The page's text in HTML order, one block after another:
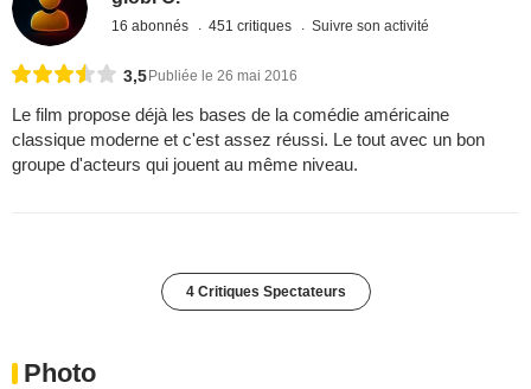
16 abonnés 451 critiques Suivre son activité
3,5 Publiée le 26 mai 2016
Le film propose déjà les bases de la comédie américaine
classique moderne et c'est assez réussi. Le tout avec un bon
groupe d'acteurs qui jouent au même niveau.
4 Critiques Spectateurs
Photo